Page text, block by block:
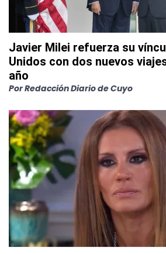
Javier Milei refuerza su
Unidos con dos nuevos
año
PorRedacción Diario de Cuyo